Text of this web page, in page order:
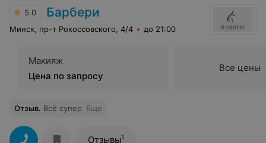
5.0 Барбери
Минск, пр-т Рокоссовского, 4/4 до 21:00
Макияж
Цена по запросу
Все цены
Отзыв. Всё супер Еще
Отзывы1